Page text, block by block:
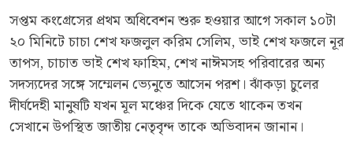
সপ্তম কংগ্রেসের প্রথম অধিবেশন শুরু হওয়ার আগে সকাল ১০টা
২০ মিনিটে চাচা শেখ ফজলুল করিম সেলিম, ভাই শেখ ফজলে নূর
তাপস, চাচাত ভাই শেখ ফাহিম, শেখ নাঈমসহ পরিবারের অন্য
সদস্যদের সঙ্গে সম্মেলন ভ্যেনুতে আসেন পরশ। ঝাঁকড়া চুলের
দীর্ঘদেহী মানুষটি যখন মূল মঞ্চের দিকে যেতে থাকেন তখন
সেখানে উপস্থিত জাতীয় নেতৃবৃন্দ তাকে অভিবাদন জানান।